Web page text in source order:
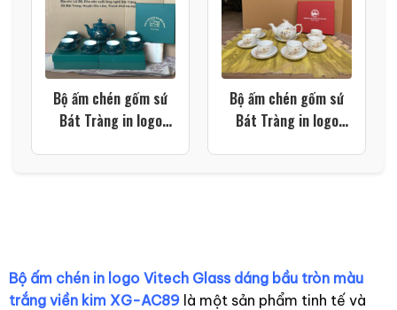
Bộ ấm chén gốm sứ
Bát Tràng in logo
Bộ ấm chén gốm sứ
Bát Tràng in logo
Bộ ấm chén in logo Vitech Glass dáng bầu tròn màu
trắng viền kim XG-AC89là một sản phẩm tinh tế và